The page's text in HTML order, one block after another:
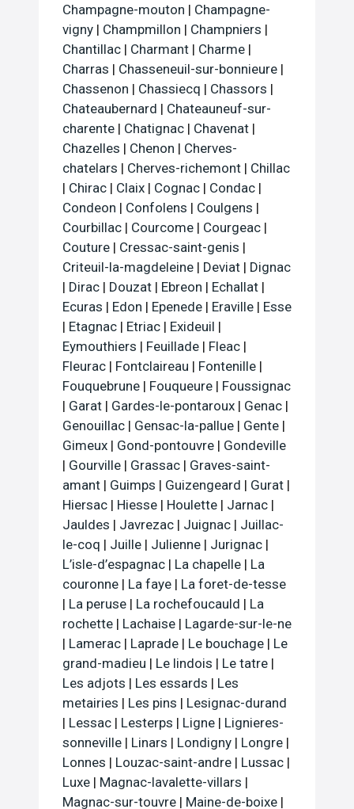
Champagne-mouton | Champagne-
vigny | Champmillon | Champniers |
Chantillac | Charmant | Charme |
Charras | Chasseneuil-sur-bonnieure |
Chassenon | Chassiecq | Chassors |
Chateaubernard | Chateauneuf-sur-
charente | Chatignac | Chavenat |
Chazelles | Chenon | Cherves-
chatelars | Cherves-richemont | Chillac
| Chirac | Claix | Cognac | Condac |
Condeon | Confolens | Coulgens |
Courbillac | Courcome | Courgeac |
Couture | Cressac-saint-genis |
Criteuil-la-magdeleine | Deviat | Dignac
| Dirac | Douzat | Ebreon | Echallat |
Ecuras | Edon | Epenede | Eraville | Esse
| Etagnac | Etriac | Exideuil |
Eymouthiers | Feuillade | Fleac |
Fleurac | Fontclaireau | Fontenille |
Fouquebrune | Fouqueure | Foussignac
| Garat | Gardes-le-pontaroux | Genac |
Genouillac | Gensac-la-pallue | Gente |
Gimeux | Gond-pontouvre | Gondeville
| Gourville | Grassac | Graves-saint-
amant | Guimps | Guizengeard | Gurat |
Hiersac | Hiesse | Houlette | Jarnac |
Jauldes | Javrezac | Juignac | Juillac-
le-coq | Juille | Julienne | Jurignac |
L’isle-d’espagnac | La chapelle | La
couronne | La faye | La foret-de-tesse
| La peruse | La rochefoucauld | La
rochette | Lachaise | Lagarde-sur-le-ne
| Lamerac | Laprade | Le bouchage | Le
grand-madieu | Le lindois | Le tatre |
Les adjots | Les essards | Les
metairies | Les pins | Lesignac-durand
| Lessac | Lesterps | Ligne | Lignieres-
sonneville | Linars | Londigny | Longre |
Lonnes | Louzac-saint-andre | Lussac |
Luxe | Magnac-lavalette-villars |
Magnac-sur-touvre | Maine-de-boixe |